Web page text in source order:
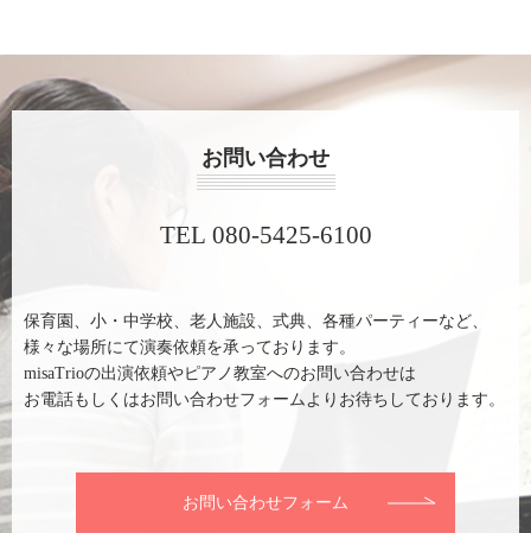
お問い合わせ
TEL 080-5425-6100
保育園、小・中学校、老人施設、式典、各種パーティーなど、
様々な場所にて演奏依頼を承っております。
misaTrioの出演依頼やピアノ教室へのお問い合わせは
お電話もしくはお問い合わせフォームよりお待ちしております。
お問い合わせフォーム